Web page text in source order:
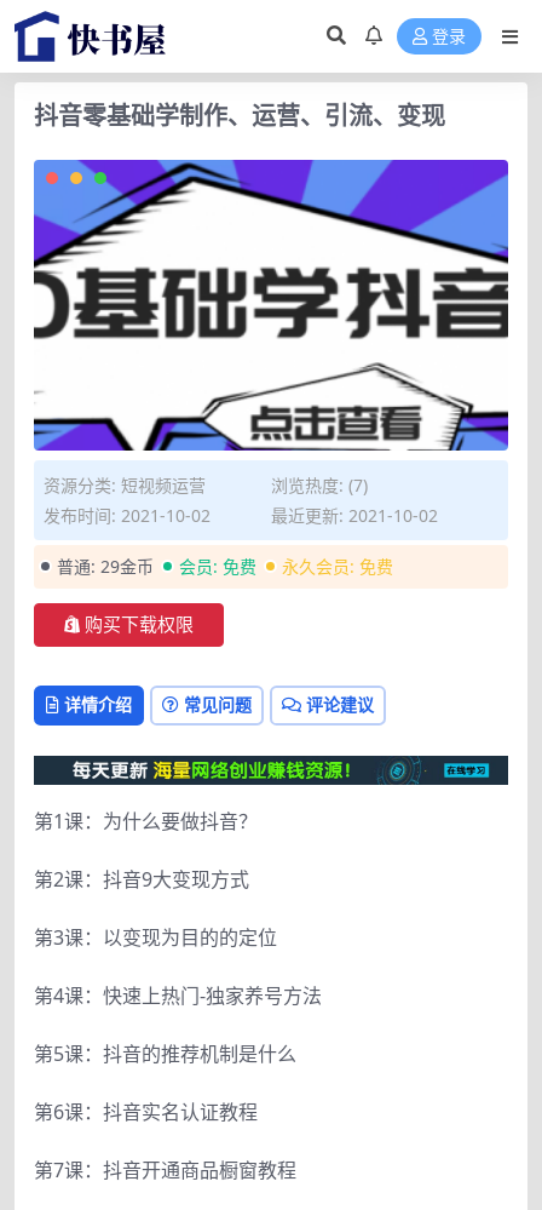
登录
抖音零基础学制作、运营、引流、变现
资源分类: 短视频运营
浏览热度: (7)
发布时间: 2021-10-02
最近更新: 2021-10-02
普通: 29金币 会员: 免费 永久会员: 免费
购买下载权限
详情介绍 常见问题 评论建议
第1课：为什么要做抖音？
第2课：抖音9大变现方式
第3课：以变现为目的的定位
第4课：快速上热门-独家养号方法
第5课：抖音的推荐机制是什么
第6课：抖音实名认证教程
第7课：抖音开通商品橱窗教程